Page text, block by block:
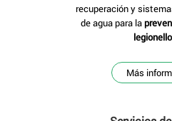
recuperación y
de agua para la
Más